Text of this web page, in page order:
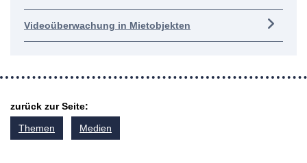
Videoüberwachung in Mietobjekten
zurück zur Seite:
Themen
Medien